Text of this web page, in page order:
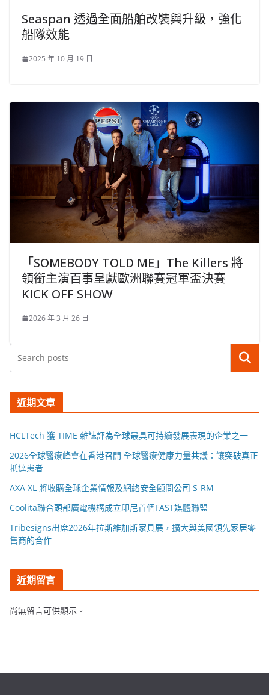
Seaspan 透過全面船舶改裝與升級，強化
船隊效能
2025 年 10 月 19 日
「SOMEBODY TOLD ME」The Killers 將
領銜主演百事呈獻歐洲聯賽冠軍盃決賽
KICK OFF SHOW
2026 年 3 月 26 日
搜尋
近期文章
HCLTech 獲 TIME 雜誌評為全球最具可持續發展表現的企業之一
2026全球醫療峰會在香港召開 全球醫療健康力量共議：讓突破真正
抵達患者
AXA XL 將收購全球企業情報及網絡安全顧問公司 S-RM
Coolita聯合頭部廣電機構成立印尼首個FAST媒體聯盟
Tribesigns出席2026年拉斯維加斯家具展，擴大與美國領先家居零
售商的合作
近期留言
尚無留言可供顯示。